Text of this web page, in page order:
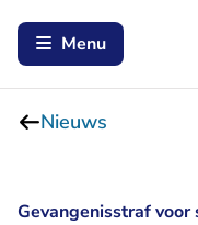
Menu
Nieuws
Gevangenisstraf